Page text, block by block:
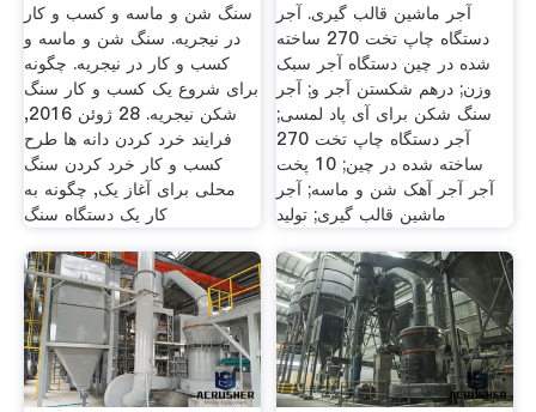
سنگ شن و ماسه و کسب و کار
در نیجریه. سنگ شن و ماسه و
کسب و کار در نیجریه. چگونه
برای شروع یک کسب و کار سنگ
شکن نیجریه. 28 ژوئن 2016,
فرایند خرد کردن دانه ها طرح
کسب و کار خرد کردن سنگ
محلی برای آغاز یک, چگونه به
کار یک دستگاه سنگ
آجر ماشین قالب گیری. آجر
دستگاه چاپ تخت 270 ساخته
شده در چین دستگاه آجر سبک
وزن; درهم شکستن آجر و; آجر
سنگ شکن برای آی پاد لمسی;
آجر دستگاه چاپ تخت 270
ساخته شده در چین; 10 پخت
آجر آجر آهک شن و ماسه; آجر
ماشین قالب گیری; تولید